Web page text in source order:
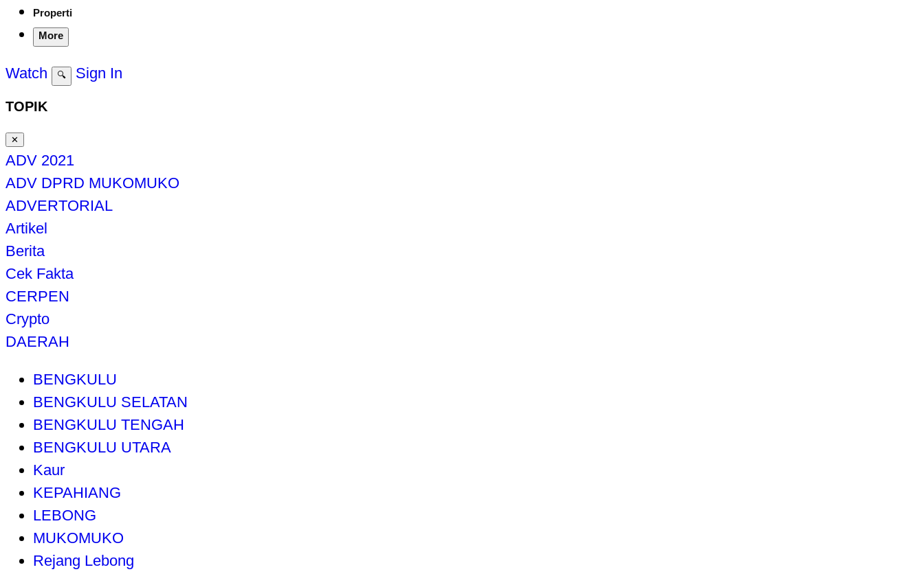
Properti
More
Watch 🔍 Sign In
TOPIK
✕
ADV 2021
ADV DPRD MUKOMUKO
ADVERTORIAL
Artikel
Berita
Cek Fakta
CERPEN
Crypto
DAERAH
BENGKULU
BENGKULU SELATAN
BENGKULU TENGAH
BENGKULU UTARA
Kaur
KEPAHIANG
LEBONG
MUKOMUKO
Rejang Lebong